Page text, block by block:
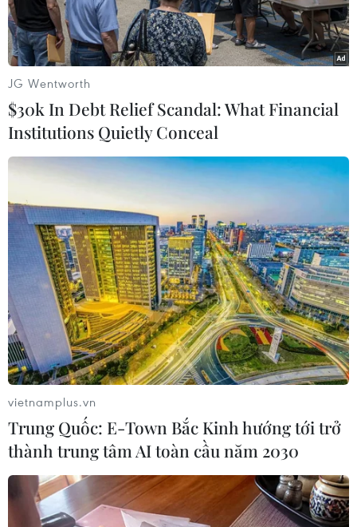
Video
Nhiều người thắc mắc, nếu đã tiêm đủ 2
mũi vaccine thì có khả năng nhiễm bệnh và lây
lan cho người khác hay không?
Trả lời:Người đã tiêm đủ liều vẫn có thể bị
nhiễm không triệu chứng hoặc nhẹ. Người được
tiêm vắc xin mà nhiễm COVID-19 đi tới vùng có
tỷ lệ tiêm chủng thấp có thể lây lan cho người
chưa tiêm vắc xin và gây bùng phát dịch. Theo
chuyên gia, tác dụng của việc tiêm chủng đạt
mức cao nhất sau 2 tuần tiêm vaccine phòng
COVID-19. Trường hợp mắc COVID-19 sau thời
điểm này được gọi là “lây nhiễm đột phá.”
JG Wentworth
$30k In Debt Relief Scandal: What Financial
Institutions Quietly Conceal
vietnamplus.vn
Trung Quốc: E-Town Bắc Kinh hướng tới trở
thành trung tâm AI toàn cầu năm 2030